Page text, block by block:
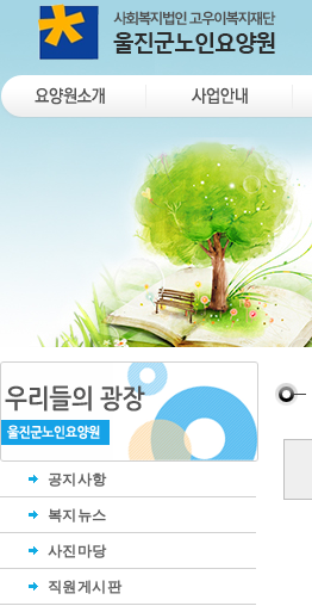
공지사항
복지뉴스
사진마당
직원게시판